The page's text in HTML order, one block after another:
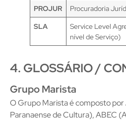
PROJUR
Procuradoria
SLA
Service Level
nível de Serviço)
4. GLOSSÁRIO /
Grupo Marista
O Grupo Marista é composto por
Paranaense de Cultura), ABEC